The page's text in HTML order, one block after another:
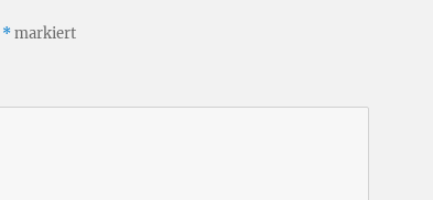
*markiert